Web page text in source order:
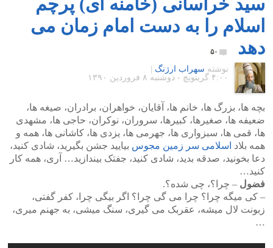
اسلام را به دست امام زمان می
دهد
۵۰
نوشته سهراب ارژنگ
۴:۰۰ گرينويچ - دوشنبه ۸ فروردین ۱۳۹۰
بچه ها، بزرگ ها، خانم ها، آقایان، خواهران، برادران، صیغه ها،
ضعیفه ها، صغیرها، کبیرها، سروران، نوکران، حاجی ها، مشهدی
ها، قمی ها، سبزواری ها، جهرمی ها، یزدی ها، کاشانی ها، همه و
همه بلاد اسلامی سر زمین مجوس بیایید جشن بگیرید، شادی کنید،
دعا بخونید، صدقه بدید، شادی کنید، جفتک بیندازید… آری، همه کار
کنید…
فضول – چرا؟، چی شده؟.
– کی میگه چرا؟ چرا می گی چرا؟ اگر بیگی چرا، کفر گفتی،
زبونت لال میشه، عقربک می گیری، سنگ میشی، به جهنم میری،
…